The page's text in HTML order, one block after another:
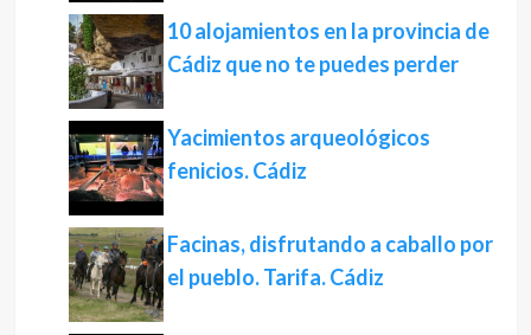
10 alojamientos en la provincia de
Cádiz que no te puedes perder
Yacimientos arqueológicos
fenicios. Cádiz
Facinas, disfrutando a caballo por
el pueblo. Tarifa. Cádiz